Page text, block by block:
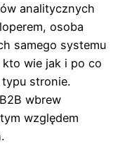
analitycznych
osoba
samego systemu
wie jak i po co
stronie.
wbrew
względem